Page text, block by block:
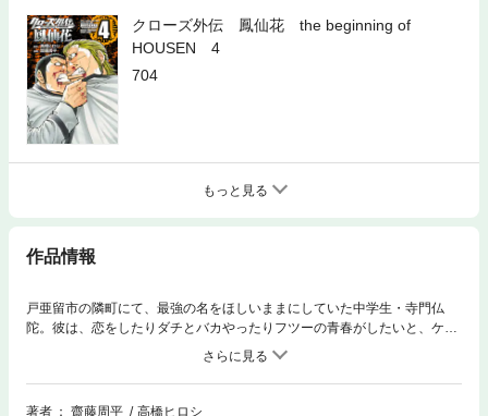
クローズ外伝 鳳仙花 the beginning of
HOUSEN 4
704
もっと見る
作品情報
戸亜留市の隣町にて、最強の名をほしいままにしていた中学生・寺門仏
陀。彼は、恋をしたりダチとバカやったりフツーの青春がしたいと、ケン
カをやめて新設校の鳳仙学園に入学するが…!? “殺しの軍団”鳳仙学園誕生
著者 齋藤周平
高橋ヒロシ